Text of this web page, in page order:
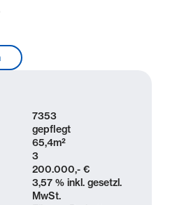
einer lebendigen und
im Leipziger Osten. Das
sanierten
Seitenstraßen und einer
Einkaufsmöglichkeiten,
und Apotheken sind
und bieten eine sehr gute
7353
gepflegt
65,4m²
3
200.000,- €
3,57 % inkl. gesetzl.
MwSt.